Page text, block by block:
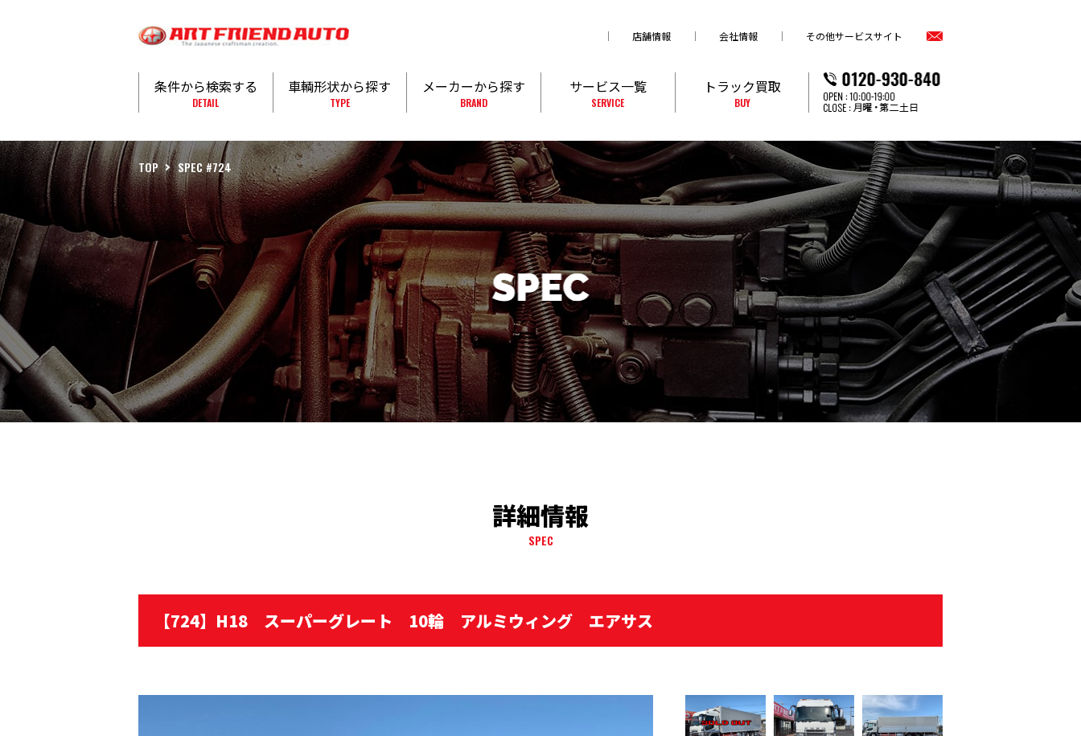
店舗情報 会社情報 その他サービスサイト
条件から検索する
DETAIL
車輌形状から探す
TYPE
メーカーから探す
BRAND
サービス一覧
SERVICE
トラック買取
BUY
TOP SPEC #724
詳細情報
SPEC
【724】H18 スーパーグレート 10輪 アルミウィング エアサス